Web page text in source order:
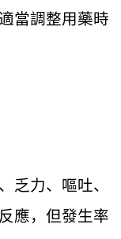
當調整用藥時
乏力、嘔吐、
應，但發生率